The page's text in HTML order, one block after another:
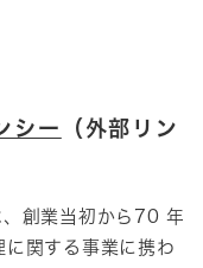
シー
（外部リン
、創業当初から70 年
関する事業に携わ